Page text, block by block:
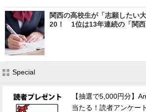
関西の高校生が「志願したい
20！ 1位は13年連続の「関
Special
【抽選で5,000円分】
当たる！読者アンケー